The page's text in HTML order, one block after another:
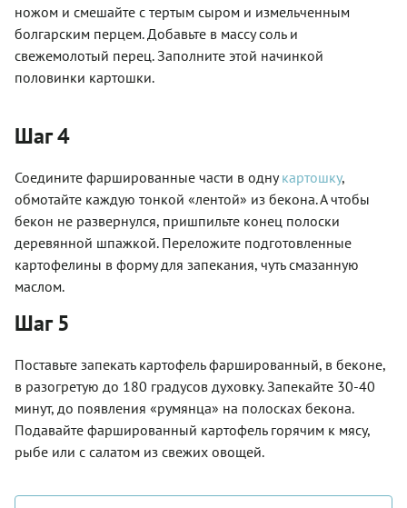
ножом и смешайте с тертым сыром и измельченным
болгарским перцем. Добавьте в массу соль и
свежемолотый перец. Заполните этой начинкой
половинки картошки.
Шаг 4
Соедините фаршированные части в однукартошку,
обмотайте каждую тонкой «лентой» из бекона. А чтобы
бекон не развернулся, пришпильте конец полоски
деревянной шпажкой. Переложите подготовленные
картофелины в форму для запекания, чуть смазанную
маслом.
Шаг 5
Поставьте запекать картофель фаршированный, в беконе,
в разогретую до 180 градусов духовку. Запекайте 30-40
минут, до появления «румянца» на полосках бекона.
Подавайте фаршированный картофель горячим к мясу,
рыбе или с салатом из свежих овощей.